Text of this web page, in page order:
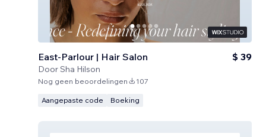
East-Parlour | Hair Salon
DoorSha Hilson
$ 39
Nog geen beoordelingen 107
Aangepaste code Boeking